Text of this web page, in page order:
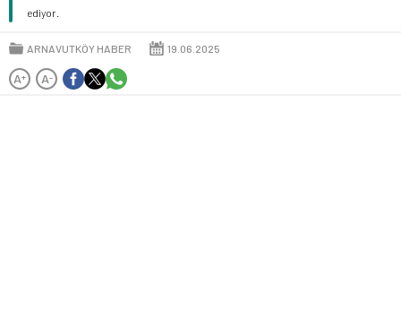
ediyor.
ARNAVUTKÖY HABER 19.06.2025
A+ A-